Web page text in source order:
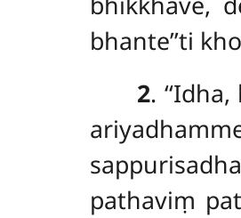
bhante’’ti
2.
pathaviṃ